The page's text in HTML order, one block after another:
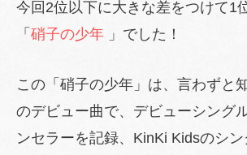
今回2位以下に大きな差をつけて1
「 硝子の少年 」でした！
この「硝子の少年」は、言わずと
のデビュー曲で、デビューシング
ンセラーを記録、KinKi Kidsのシ